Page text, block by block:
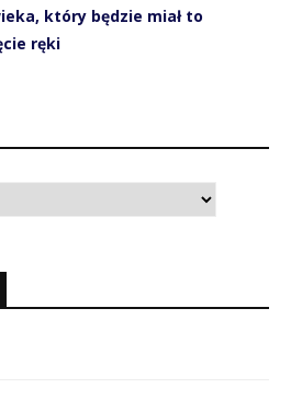
który będzie miał to
ręki